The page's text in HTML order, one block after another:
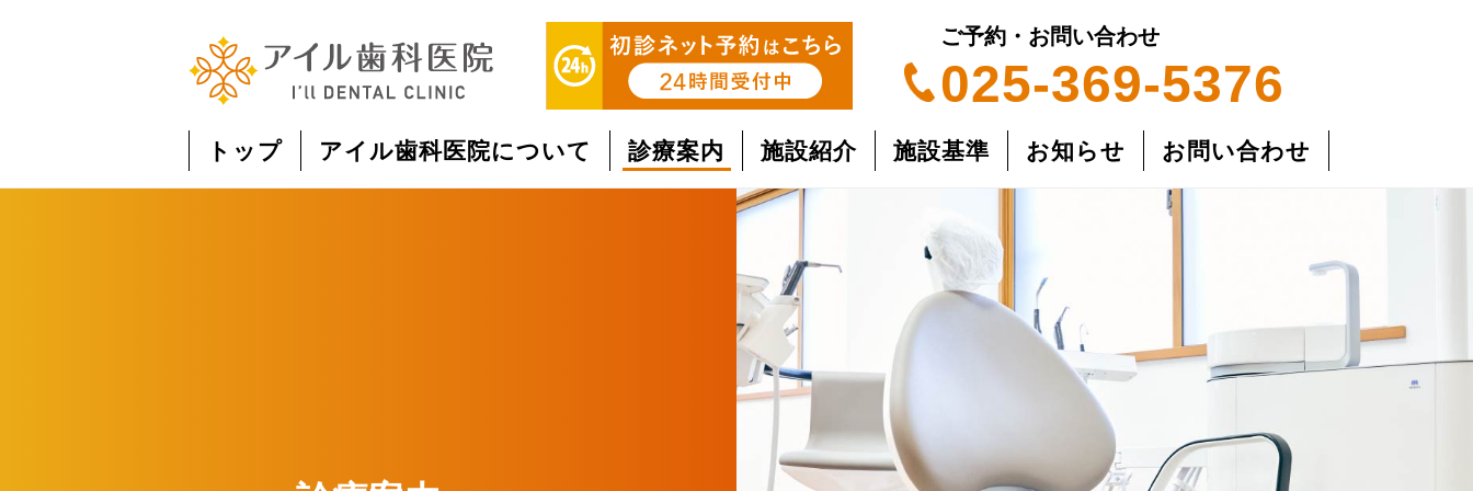
ご予約・お問い合わせ
025-369-5376
トップ アイル歯科医院について 診療案内 施設紹介 施設基準 お知らせ お問い合わせ